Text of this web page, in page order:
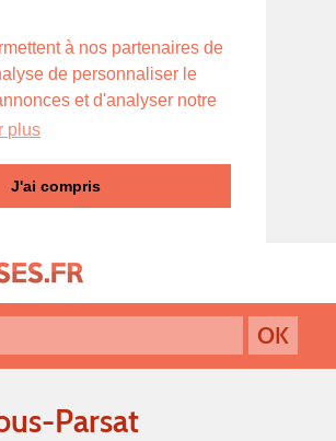
à nos partenaires de
de personnaliser le
et d'analyser notre
plus
J'ai compris
Parsat